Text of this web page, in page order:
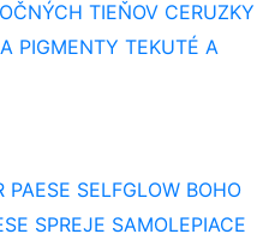
TIEŇOV CERUZKY
PIGMENTY TEKUTÉ A
PAESE SELFGLOW BOHO
SPREJE SAMOLEPIACE